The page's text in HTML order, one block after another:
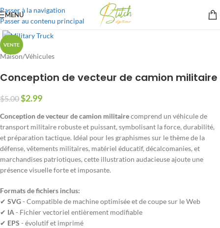
Passer à la navigation
Passer au contenu principal
MENU
VENTE
Maison/Véhicules
Conception de vecteur de camion militaire
$5.00$2.99
Conception de vecteur de camion militairecomprend un véhicule de
transport militaire robuste et puissant, symbolisant la force, durabilité,
et préparation tactique. Idéal pour les graphismes sur le thème de la
défense, vêtements militaires, matériel éducatif, décalcomanies, et
marchandises patriotiques, cette illustration audacieuse ajoute une
présence visuelle forte et imposante.
Formats de fichiers inclus:
✔ SVG- Compatible de machine optimisée et de coupe sur le Web
✔ IA- Fichier vectoriel entièrement modifiable
✔ EPS - évolutif et imprimé